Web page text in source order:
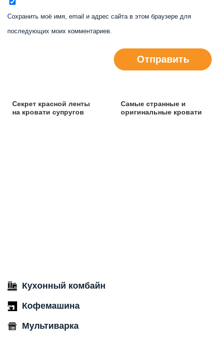
Сохранить моё имя, email и адрес сайта в этом браузере для
последующих моих комментариев.
Отправить
Секрет красной ленты
на кровати супругов
Самые странные и
оригинальные кровати
Кухонный комбайн
Кофемашина
Мультиварка